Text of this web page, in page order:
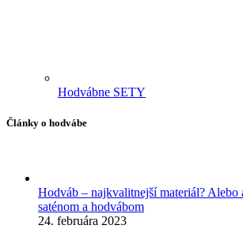
Hodvábne SETY
Články o hodvábe
Hodváb – najkvalitnejší materiál? Alebo
saténom a hodvábom
24. februára 2023